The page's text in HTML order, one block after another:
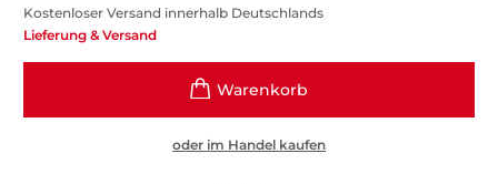
Kostenloser Versand innerhalb Deutschlands
Lieferung & Versand
oder im Handel kaufen